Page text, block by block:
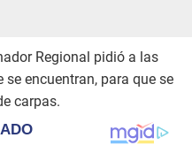
Regional pidió a las
se encuentran, para que se
carpas.